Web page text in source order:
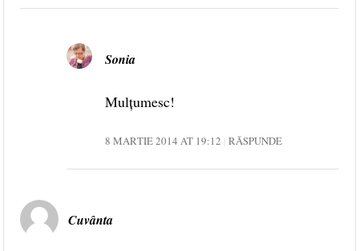
Sonia
Mulțumesc!
8 MARTIE 2014 AT 19:12 RĂSPUNDE
Cuvânta